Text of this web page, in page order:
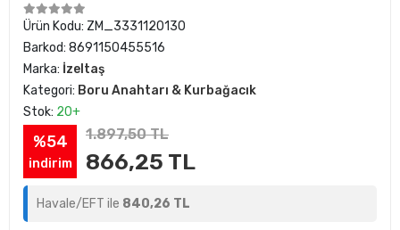
Ürün Kodu: ZM_3331120130
Barkod: 8691150455516
Marka: İzeltaş
Kategori: Boru Anahtarı & Kurbağacık
Stok: 20+
%54
indirim
1.897,50 TL
866,25 TL
Havale/EFT ile 840,26 TL